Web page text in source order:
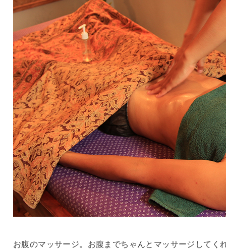
お腹のマッサージ。お腹までちゃんとマッサージしてく